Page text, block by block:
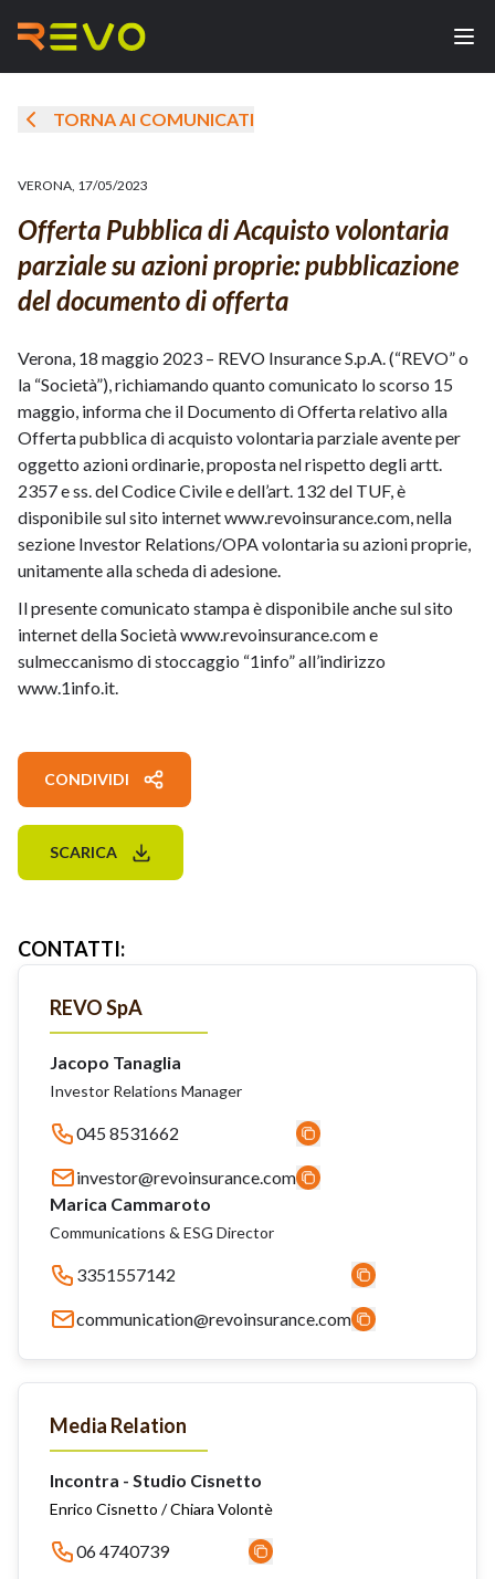
TORNA AI COMUNICATI
VERONA, 17/05/2023
Offerta Pubblica di Acquisto volontaria
parziale su azioni proprie: pubblicazione
del documento di offerta
Verona, 18 maggio 2023 – REVO Insurance S.p.A. (“REVO” o
la “Società”), richiamando quanto comunicato lo scorso 15
maggio, informa che il Documento di Offerta relativo alla
Offerta pubblica di acquisto volontaria parziale avente per
oggetto azioni ordinarie, proposta nel rispetto degli artt.
2357 e ss. del Codice Civile e dell’art. 132 del TUF, è
disponibile sul sito internetwww.revoinsurance.com, nella
sezione Investor Relations/OPA volontaria su azioni proprie,
unitamente alla scheda di adesione.
Il presente comunicato stampa è disponibile anche sul sito
internet della Societàwww.revoinsurance.come
sulmeccanismo di stoccaggio “1info” all’indirizzo
www.1info.it.
CONDIVIDI
SCARICA
CONTATTI:
REVO SpA
Jacopo Tanaglia
Investor Relations Manager
045 8531662
investor@revoinsurance.com
Marica Cammaroto
Communications & ESG Director
3351557142
communication@revoinsurance.com
Media Relation
Incontra - Studio Cisnetto
Enrico Cisnetto / Chiara Volontè
06 4740739